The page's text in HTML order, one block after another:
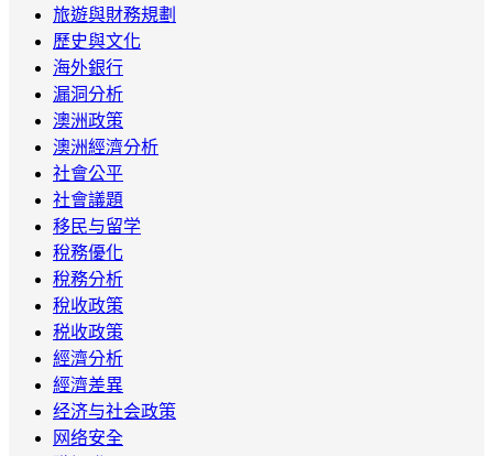
旅遊與財務規劃
歷史與文化
海外銀行
漏洞分析
澳洲政策
澳洲經濟分析
社會公平
社會議題
移民与留学
稅務優化
稅務分析
稅收政策
税收政策
經濟分析
經濟差異
经济与社会政策
网络安全